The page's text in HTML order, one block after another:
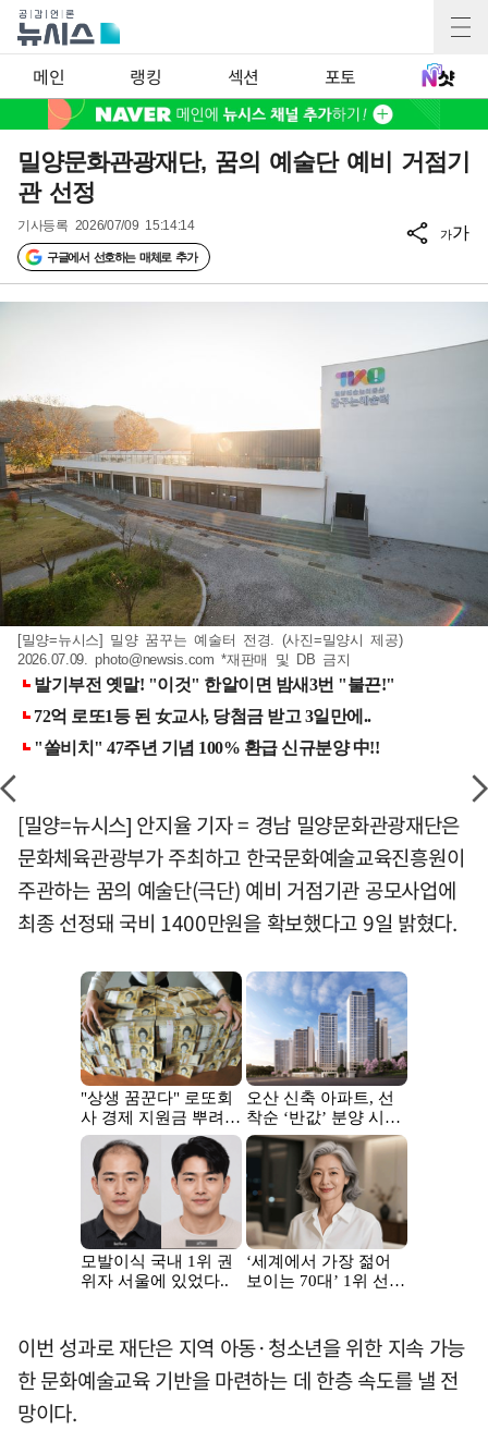
메인 랭킹 섹션 포토
밀양문화관광재단, 꿈의 예술단 예비 거점기
관 선정
기사등록 2026/07/09 15:14:14
구글에서 선호하는 매체로 추가
가가
[밀양=뉴시스] 밀양 꿈꾸는 예술터 전경. (사진=밀양시 제공)
2026.07.09.photo@newsis.com *재판매 및 DB 금지
[밀양=뉴시스] 안지율 기자 = 경남 밀양문화관광재단은
문화체육관광부가 주최하고 한국문화예술교육진흥원이
주관하는 꿈의 예술단(극단) 예비 거점기관 공모사업에
최종 선정돼 국비 1400만원을 확보했다고 9일 밝혔다.
이번 성과로 재단은 지역 아동·청소년을 위한 지속 가능
한 문화예술교육 기반을 마련하는 데 한층 속도를 낼 전
망이다.